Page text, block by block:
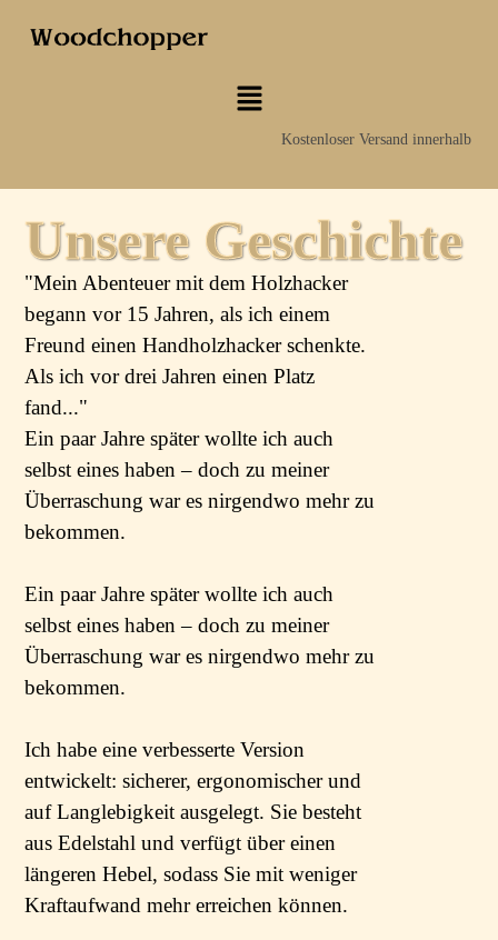
Kostenloser Versand innerhalb
Unsere Geschichte
"Mein Abenteuer mit dem Holzhacker
begann vor 15 Jahren, als ich einem
Freund einen Handholzhacker schenkte.
Als ich vor drei Jahren einen Platz
fand..."
Ein paar Jahre später wollte ich auch
selbst eines haben – doch zu meiner
Überraschung war es nirgendwo mehr zu
bekommen.
Ein paar Jahre später wollte ich auch
selbst eines haben – doch zu meiner
Überraschung war es nirgendwo mehr zu
bekommen.
Ich habe eine verbesserte Version
entwickelt: sicherer, ergonomischer und
auf Langlebigkeit ausgelegt. Sie besteht
aus Edelstahl und verfügt über einen
längeren Hebel, sodass Sie mit weniger
Kraftaufwand mehr erreichen können.